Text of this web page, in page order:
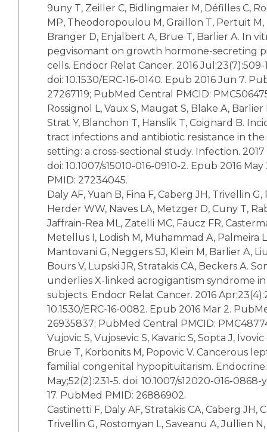
9uny T, Zeiller C, Bidlingmaier M, Défilles C,
MP, Theodoropoulou M, Graillon T, Pertuit M,
Branger D, Enjalbert A, Brue T, Barlier A. In
pegvisomant on growth hormone-secreting
cells. Endocr Relat Cancer. 2016 Jul;23(7):509-
doi: 10.1530/ERC-16-0140. Epub 2016 Jun 7.
27267119; PubMed Central PMCID:
Rossignol L, Vaux S, Maugat S, Blake A, Barlier
Strat Y, Blanchon T, Hanslik T, Coignard B.
tract infections and antibiotic resistance in
setting: a cross-sectional study. Infection. 2017
doi: 10.1007/s15010-016-0910-2. Epub 2016
PMID: 27234045.
Daly AF, Yuan B, Fina F, Caberg JH, Trivellin
Herder WW, Naves LA, Metzger D, Cuny T,
Jaffrain-Rea ML, Zatelli MC, Faucz FR,
Metellus I, Lodish M, Muhammad A, Palmeira
Mantovani G, Neggers SJ, Klein M, Barlier A,
Bours V, Lupski JR, Stratakis CA, Beckers A.
underlies X-linked acrogigantism syndrome
subjects. Endocr Relat Cancer. 2016
10.1530/ERC-16-0082. Epub 2016 Mar 2.
26935837; PubMed Central PMCID:
Vujovic S, Vujosevic S, Kavaric S, Sopta J,
Brue T, Korbonits M, Popovic V. Cancerous
familial congenital hypopituitarism. Endocrine.
May;52(2):231-5. doi: 10.1007/s12020-016-
17. PubMed PMID: 26886902.
Castinetti F, Daly AF, Stratakis CA, Caberg JH,
Trivellin G, Rostomyan L, Saveanu A, Jullien